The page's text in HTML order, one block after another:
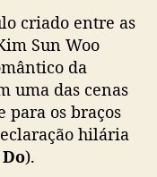
-
N
i
n
e
c
m
criado entre as
Sun Woo
da
uma das cenas
para os braços
hilária
).